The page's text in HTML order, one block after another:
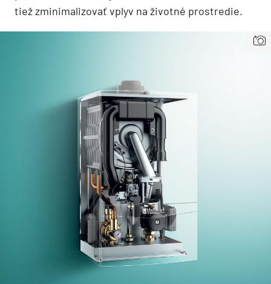
tiež zminimalizovať vplyv na životné prostredie.